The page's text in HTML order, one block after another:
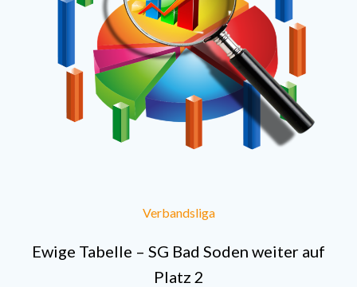
Verbandsliga
Ewige Tabelle – SG Bad Soden weiter auf
Platz 2